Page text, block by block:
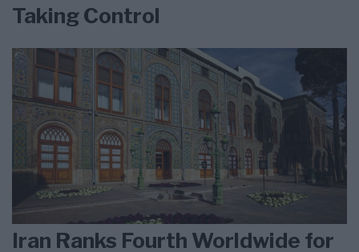
Taking Control
Iran Ranks Fourth Worldwide for